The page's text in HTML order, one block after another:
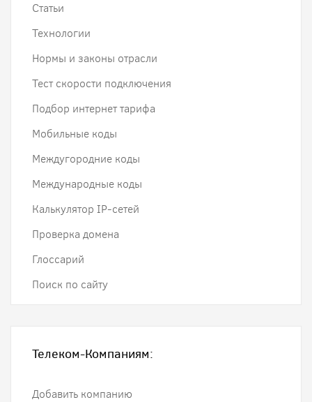
Статьи
Технологии
Нормы и законы отрасли
Тест скорости подключения
Подбор интернет тарифа
Мобильные коды
Междугородние коды
Международные коды
Калькулятор IP-сетей
Проверка домена
Глоссарий
Поиск по сайту
Телеком-Компаниям:
Добавить компанию